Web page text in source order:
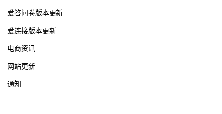
爱答问卷版本更新
爱连接版本更新
电商资讯
网站更新
通知